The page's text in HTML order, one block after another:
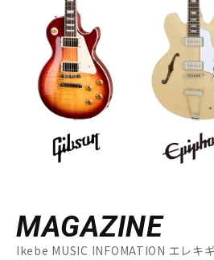
MAGAZINE
Ikebe MUSIC INFOMATION エレキ